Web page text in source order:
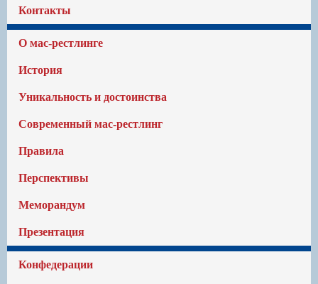
Контакты
О мас-рестлинге
История
Уникальность и достоинства
Современный мас-рестлинг
Правила
Перспективы
Меморандум
Презентация
Конфедерации